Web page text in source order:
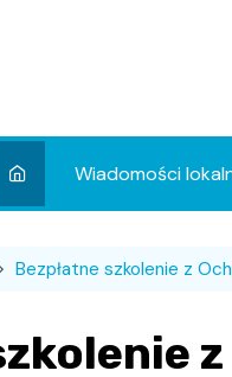
Wiadomości
Wydarzenia
Bezpłatne szkolenie z